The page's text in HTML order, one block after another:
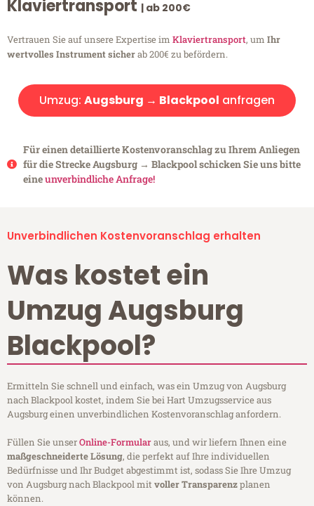
Klaviertransport | ab 200€
Vertrauen Sie auf unsere Expertise im Klaviertransport, um Ihr
wertvolles Instrument sicherab 200€ zu befördern.
Umzug: Augsburg → Blackpool anfragen
Für einen detaillierte Kostenvoranschlag zu Ihrem Anliegen
für die Strecke Augsburg → Blackpool schicken Sie uns bitte
eineunverbindliche Anfrage!
Unverbindlichen Kostenvoranschlag erhalten
Was kostet ein
Umzug Augsburg
Blackpool?
Ermitteln Sie schnell und einfach, was ein Umzug von Augsburg
nach Blackpool kostet, indem Sie bei Hart Umzugsservice aus
Augsburg einen unverbindlichen Kostenvoranschlag anfordern.
Füllen Sie unserOnline-Formularaus, und wir liefern Ihnen eine
maßgeschneiderte Lösung, die perfekt auf Ihre individuellen
Bedürfnisse und Ihr Budget abgestimmt ist, sodass Sie Ihre Umzug
von Augsburg nach Blackpool mitvoller Transparenzplanen
können.